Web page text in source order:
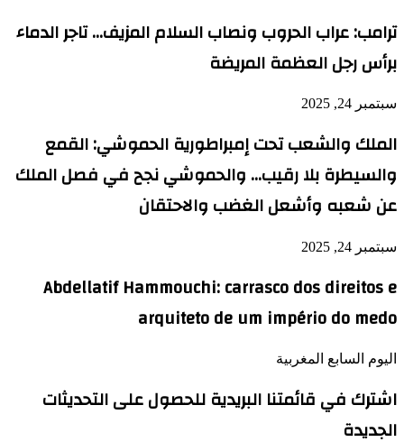
ترامب: عراب الحروب ونصاب السلام المزيف… تاجر الدماء
برأس رجل العظمة المريضة
سبتمبر 24, 2025
الملك والشعب تحت إمبراطورية الحموشي: القمع
والسيطرة بلا رقيب… والحموشي نجح في فصل الملك
عن شعبه وأشعل الغضب والاحتقان
سبتمبر 24, 2025
Abdellatif Hammouchi: carrasco dos direitos e
arquiteto de um império do medo
اليوم السابع المغربية
اشترك في قائمتنا البريدية للحصول على التحديثات
الجديدة